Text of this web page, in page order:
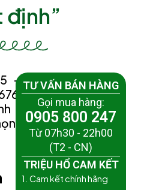
định”
- TƯ VẤN BÁN HÀNG
Gọi mua hàng:
0905 800 247
Từ 07h30 - 22h00
(T2 - CN)
TRIỆU HỔ CAM KẾT
1. Cam kết chính hãng